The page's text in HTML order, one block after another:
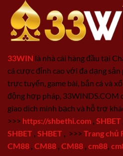
33WIN là nhà cái hàng đầu tại
cá cược đỉnh cao với đa dạng
trực tuyến, game bài, bắn cá và
động hợp pháp, 33WINDS.COM
giao dịch minh bạch và hỗ trợ
>>> https://shbethi.com SHBET
SHBET SHBET >>> Trang chủ
CM88 CM88 CM88 cm88